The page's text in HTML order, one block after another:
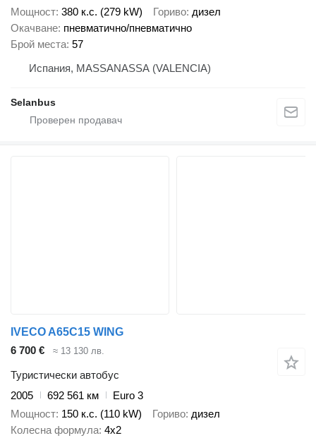
Мощност 380 к.с. (279 kW) Гориво дизел
Окачване пневматично/пневматично
Брой места 57
Испания, MASSANASSA (VALENCIA)
Selanbus
IVECO A65C15 WING
6 700 €
≈ 13 130 лв.
Туристически автобус
2005
692 561 км
Euro 3
Мощност 150 к.с. (110 kW) Гориво дизел
Колесна формула 4x2